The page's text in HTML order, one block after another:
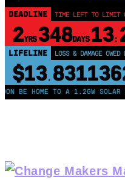
DEADLINE TIME LEFT TO LIMIT
2YRS348DAYS 13:
LIFELINE LOSS & DAMAGE
$13.
TO A 1.2GW SOLAR